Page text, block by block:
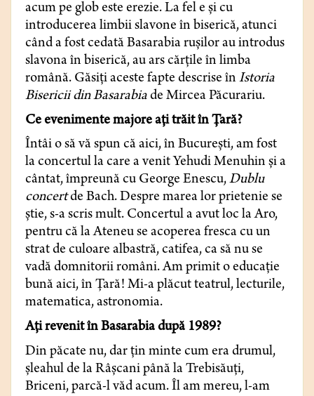
acum pe glob este erezie. La fel e şi cu
introducerea limbii slavone în biserică, atunci
când a fost cedată Basarabia ruşilor au introdus
slavona în biserică, au ars cărţile în limba
română. Găsiţi aceste fapte descrise în Istoria
Bisericii din Basarabia de Mircea Păcurariu.
Ce evenimente majore aţi trăit în Ţară?
Întâi o să vă spun că aici, în Bucureşti, am fost
la concertul la care a venit Yehudi Menuhin şi a
cântat, împreună cu George Enescu,Dublu
concertde Bach. Despre marea lor prietenie se
ştie, s-a scris mult. Concertul a avut loc la Aro,
pentru că la Ateneu se acoperea fresca cu un
strat de culoare albastră, catifea, ca să nu se
vadă domnitorii români. Am primit o educaţie
bună aici, în Ţară! Mi-a plăcut teatrul, lecturile,
matematica, astronomia.
Aţi revenit în Basarabia după 1989?
Din păcate nu, dar ţin minte cum era drumul,
şleahul de la Râşcani până la Trebisăuţi,
Briceni, parcă-l văd acum. Îl am mereu, l-am